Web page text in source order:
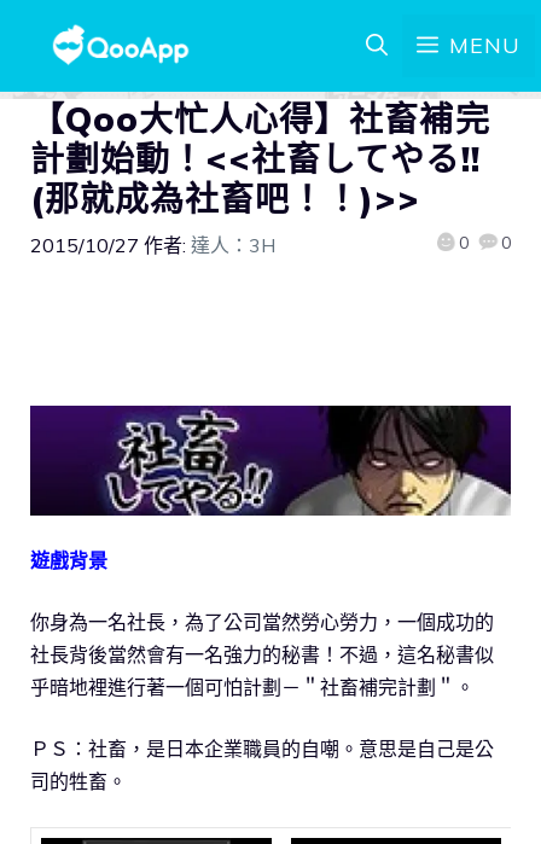
MENU
【Qoo大忙人心得】社畜補完
計劃始動！<<社畜してやる!!
(那就成為社畜吧！！)>>
2015/10/27 作者: 達人：3H 0 0
遊戲背景
你身為一名社長，為了公司當然勞心勞力，一個成功的
社長背後當然會有一名強力的秘書！不過，這名秘書似
乎暗地裡進行著一個可怕計劃－＂社畜補完計劃＂。
ＰＳ：社畜，是日本企業職員的自嘲。意思是自己是公
司的牲畜。